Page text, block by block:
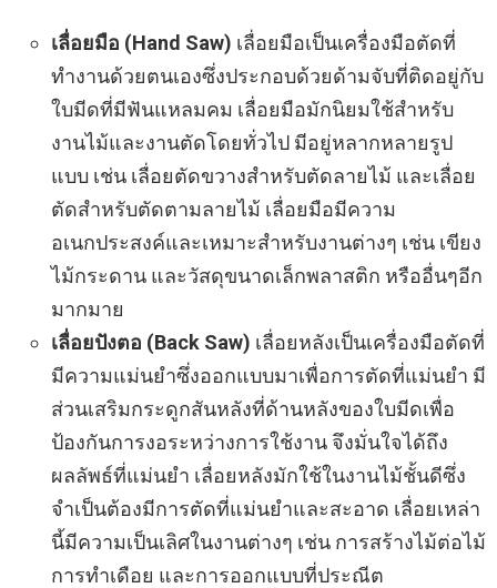
เลื่อยมือ (Hand Saw) เลื่อยมือเป็นเครื่องมือตัดที่
ทำงานด้วยตนเองซึ่งประกอบด้วยด้ามจับที่ติดอยู่กับ
ใบมีดที่มีฟันแหลมคม เลื่อยมือมักนิยมใช้สำหรับ
งานไม้และงานตัดโดยทั่วไป มีอยู่หลากหลายรูป
แบบ เช่น เลื่อยตัดขวางสำหรับตัดลายไม้ และเลื่อย
ตัดสำหรับตัดตามลายไม้ เลื่อยมือมีความ
อเนกประสงค์และเหมาะสำหรับงานต่างๆ เช่น เขียง
ไม้กระดาน และวัสดุขนาดเล็กพลาสติก หรืออื่นๆอีก
มากมาย
เลื่อยปังตอ (Back Saw) เลื่อยหลังเป็นเครื่องมือตัดที่
มีความแม่นยำซึ่งออกแบบมาเพื่อการตัดที่แม่นยำ มี
ส่วนเสริมกระดูกสันหลังที่ด้านหลังของใบมีดเพื่อ
ป้องกันการงอระหว่างการใช้งาน จึงมั่นใจได้ถึง
ผลลัพธ์ที่แม่นยำ เลื่อยหลังมักใช้ในงานไม้ชั้นดีซึ่ง
จำเป็นต้องมีการตัดที่แม่นยำและสะอาด เลื่อยเหล่า
นี้มีความเป็นเลิศในงานต่างๆ เช่น การสร้างไม้ต่อไม้
การทำเดือย และการออกแบบที่ประณีต